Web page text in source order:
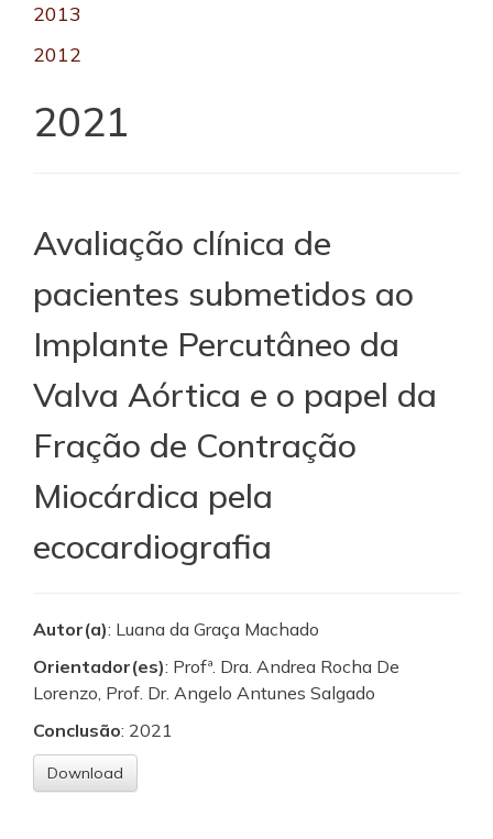
2013
2012
2021
Avaliação clínica de
pacientes submetidos ao
Implante Percutâneo da
Valva Aórtica e o papel da
Fração de Contração
Miocárdica pela
ecocardiografia
Autor(a): Luana da Graça Machado
Orientador(es): Profª. Dra. Andrea Rocha De
Lorenzo, Prof. Dr. Angelo Antunes Salgado
Conclusão: 2021
Download